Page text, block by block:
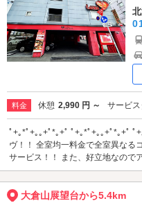
料金 休憩 2,990 円 ～ サービ
ﾟ+｡*ﾟ+｡｡+ﾟ*｡+ﾟ ﾟ+｡*ﾟ+｡｡+ﾟ*｡+ﾟ
ヴ！！ 全室均一料金で全室異なる
サービス！！ また、好立地なので
大倉山展望台から5.4km